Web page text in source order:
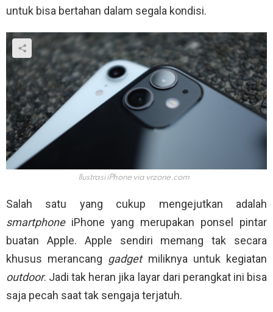
untuk bisa bertahan dalam segala kondisi.
Ilustrasi iPhone via vrzone.com
Salah satu yang cukup mengejutkan adalah
smartphoneiPhone yang merupakan ponsel pintar
buatan Apple. Apple sendiri memang tak secara
khusus merancang gadgetmiliknya untuk kegiatan
outdoor. Jadi tak heran jika layar dari perangkat ini bisa
saja pecah saat tak sengaja terjatuh.